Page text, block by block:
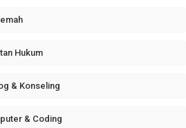
Hukum
& Konseling
& Coding